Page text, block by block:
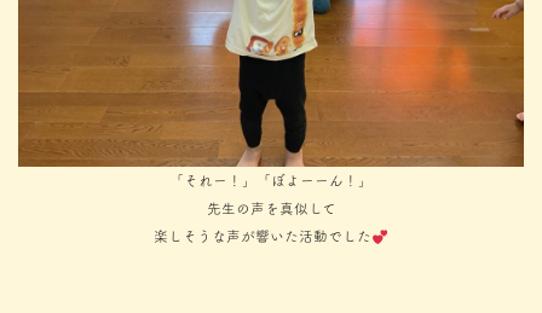
「それー！」「ぼよーーん！」
先生の声を真似して
楽しそうな声が響いた活動でした